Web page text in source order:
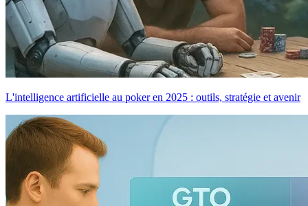
L'intelligence artificielle au poker en 2025 : outils, stratégie et avenir